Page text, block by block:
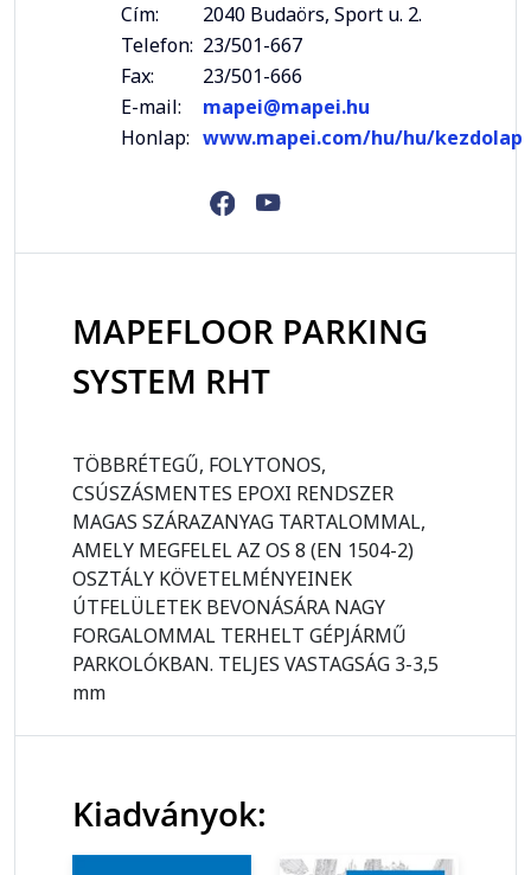
Cím:
2040 Budaörs, Sport u. 2.
Telefon: 23/501-667
Fax:
23/501-666
E-mail:
mapei@mapei.hu
Honlap: www.mapei.com/hu/hu/kezdolap
MAPEFLOOR PARKING
SYSTEM RHT
TÖBBRÉTEGŰ, FOLYTONOS,
CSÚSZÁSMENTES EPOXI RENDSZER
MAGAS SZÁRAZANYAG TARTALOMMAL,
AMELY MEGFELEL AZ OS 8 (EN 1504-2)
OSZTÁLY KÖVETELMÉNYEINEK
ÚTFELÜLETEK BEVONÁSÁRA NAGY
FORGALOMMAL TERHELT GÉPJÁRMŰ
PARKOLÓKBAN. TELJES VASTAGSÁG 3-3,5
mm
Kiadványok: